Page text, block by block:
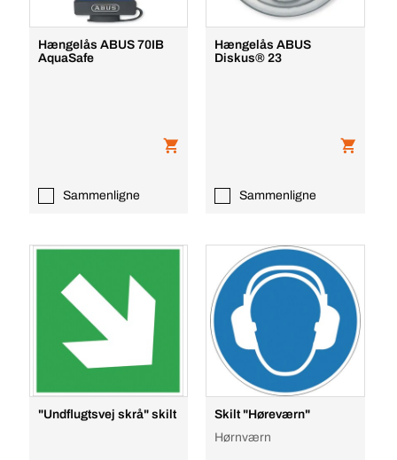
Hængelås ABUS 70IB
AquaSafe
Sammenligne
Hængelås ABUS
Diskus® 23
Sammenligne
"Undflugtsvej skrå" skilt
Skilt "Høreværn"
Hørnværn